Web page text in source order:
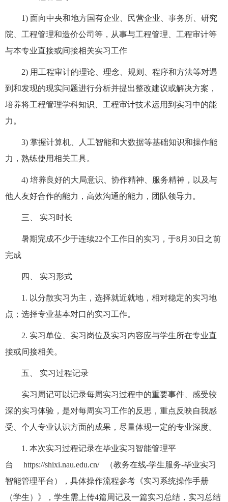
1) 面向中央和地方国有企业、民营企业、事务所、研究
院、工程管理和造价公司等，从事与工程管理、工程审计等
与本专业直接或间接相关实习工作
2) 用工程审计的理论、理念、规则、程序和方法等对遇
到和发现的现实问题进行分析并提出整改建议或解决方案，
培养将工程管理学科知识、工程审计技术运用到实习中的能
力。
3) 掌握计算机、人工智能和大数据等基础知识和操作能
力，熟练使用相关工具。
4) 培养良好的大局意识、协作精神、服务精神，以及与
他人友好合作的能力，高效沟通的能力，团队领导力。
三、 实习时长
暑期完成不少于连续22个工作日的实习，于8月30日之前
完成
四、 实习形式
1. 以分散实习为主，选择就近就地，相对稳定的实习地
点；选择专业基本对口的实习工作。
2. 实习单位、实习岗位及实习内容应与学生所在专业直
接或间接相关。
五、 实习过程记录
实习周记可以记录每周实习过程中的重要事件、感受较
深的实习体验，是对每周实习工作的反思，重点反映自我感
受、个人专业认识方面的成果，尽量体现一定的专业深度。
1. 本次实习过程记录在毕业实习智能管理平
台 https://shixi.nau.edu.cn/（教务在线-学生服务-毕业实习
智能管理平台），具体操作流程参考《实习系统操作手册
（学生）》，学生需上传4篇周记及一篇实习总结，实习总结